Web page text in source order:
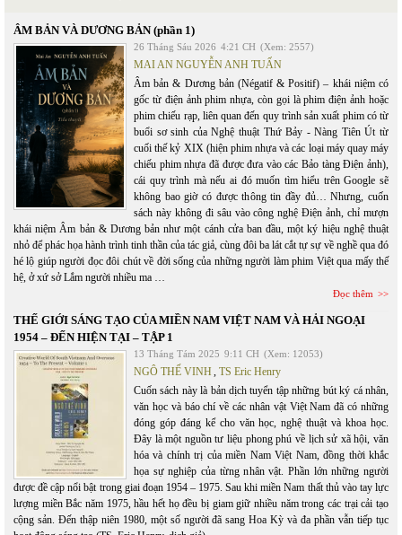
ÂM BẢN VÀ DƯƠNG BẢN (phần 1)
26 Tháng Sáu 2026 4:21 CH (Xem: 2557)
MAI AN NGUYỄN ANH TUẤN
Âm bản & Dương bản (Négatif & Positif) – khái niệm có
gốc từ điện ảnh phim nhựa, còn gọi là phim điện ảnh hoặc
phim chiếu rạp, liên quan đến quy trình sản xuất phim có từ
buổi sơ sinh của Nghệ thuật Thứ Bảy - Nàng Tiên Út từ
cuối thế kỷ XIX (hiện phim nhựa và các loại máy quay máy
chiếu phim nhựa đã được đưa vào các Bảo tàng Điện ảnh),
cái quy trình mà nếu ai đó muốn tìm hiểu trên Google sẽ
không bao giờ có được thông tin đầy đủ… Nhưng, cuốn
sách này không đi sâu vào công nghệ Điện ảnh, chỉ mượn
khái niệm Âm bản & Dương bản như một cánh cửa ban đầu, một ký hiệu nghệ thuật
nhỏ để phác họa hành trình tinh thần của tác giả, cùng đôi ba lát cắt tự sự về nghề qua đó
hé lộ giúp người đọc đôi chút về đời sống của những người làm phim Việt qua mấy thế
hệ, ở xứ sở Lắm người nhiều ma …
Đọc thêm
THẾ GIỚI SÁNG TẠO CỦA MIỀN NAM VIỆT NAM VÀ HẢI NGOẠI
1954 – ĐẾN HIỆN TẠI – TẬP 1
13 Tháng Tám 2025 9:11 CH (Xem: 12053)
NGÔ THẾ VINH, TS Eric Henry
Cuốn sách này là bản dịch tuyển tập những bút ký cá nhân,
văn học và báo chí về các nhân vật Việt Nam đã có những
đóng góp đáng kể cho văn học, nghệ thuật và khoa học.
Đây là một nguồn tư liệu phong phú về lịch sử xã hội, văn
hóa và chính trị của miền Nam Việt Nam, đồng thời khắc
họa sự nghiệp của từng nhân vật. Phần lớn những người
được đề cập nổi bật trong giai đoạn 1954 – 1975. Sau khi miền Nam thất thủ vào tay lực
lượng miền Bắc năm 1975, hầu hết họ đều bị giam giữ nhiều năm trong các trại cải tạo
cộng sản. Đến thập niên 1980, một số người đã sang Hoa Kỳ và đa phần vẫn tiếp tục